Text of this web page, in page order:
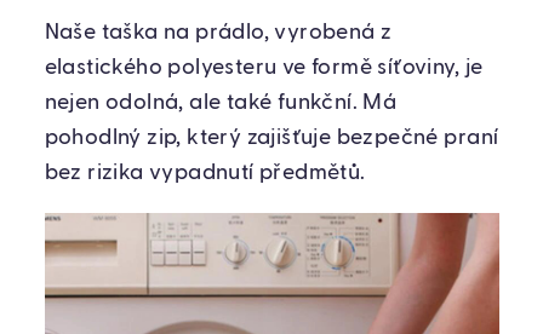
Naše taška na prádlo, vyrobená z
elastického polyesteru ve formě síťoviny, je
nejen odolná, ale také funkční. Má
pohodlný zip, který zajišťuje bezpečné praní
bez rizika vypadnutí předmětů.